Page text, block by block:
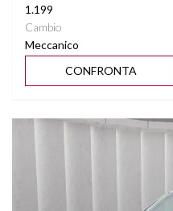
1.199
Cambio
Meccanico
CONFRONTA
Vedi dettagli